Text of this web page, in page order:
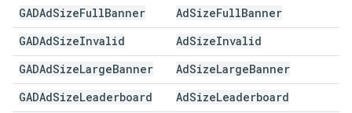
GADAdSizeFullBanner AdSizeFullBanner
GADAdSizeInvalid AdSizeInvalid
GADAdSizeLargeBanner AdSizeLargeBanner
GADAdSizeLeaderboard AdSizeLeaderboard